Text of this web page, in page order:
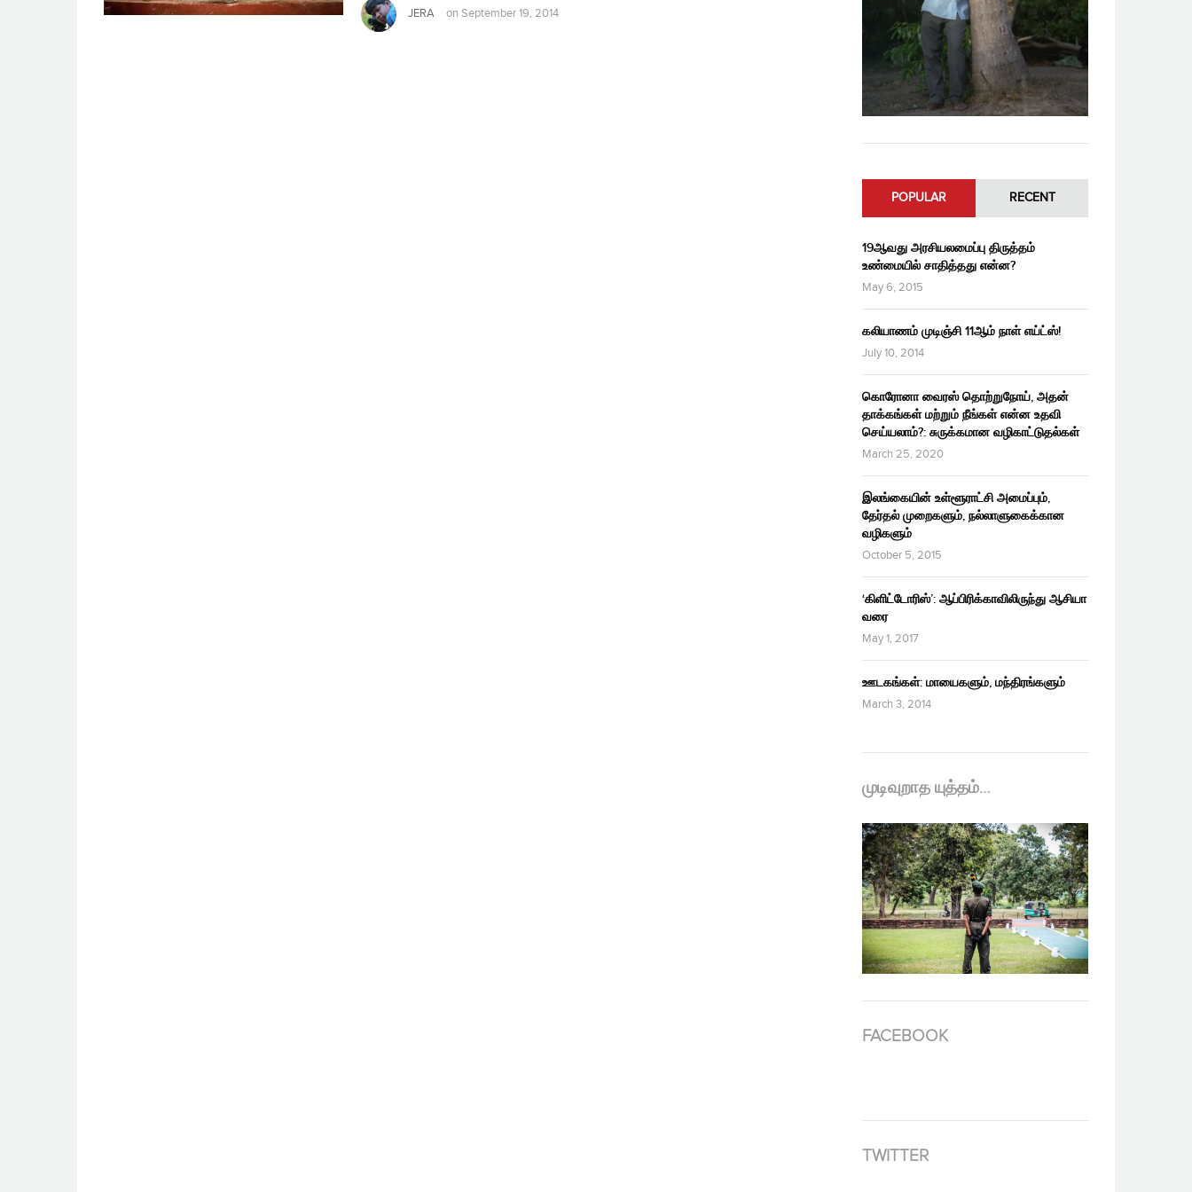
JERA on September 19, 2014
POPULAR RECENT
19ஆவது அரசியலமைப்பு திருத்தம்
உண்மையில் சாதித்தது என்ன?
May 6, 2015
கலியாணம் முடிஞ்சி 11ஆம் நாள் எய்ட்ஸ்!
July 10, 2014
கொரோனா வைரஸ் தொற்றுநோய், அதன்
தாக்கங்கள் மற்றும் நீங்கள் என்ன உதவி
செய்யலாம்?: சுருக்கமான வழிகாட்டுதல்கள்
March 25, 2020
இலங்கையின் உள்ளூராட்சி அமைப்பும்,
தேர்தல் முறைகளும், நல்லாளுகைக்கான
வழிகளும்
October 5, 2015
‘கிளிட்டோரிஸ்’: ஆப்பிரிக்காவிலிருந்து ஆசியா
வரை
May 1, 2017
ஊடகங்கள்: மாயைகளும், மந்திரங்களும்
March 3, 2014
முடிவுறாத யுத்தம்…
FACEBOOK
TWITTER